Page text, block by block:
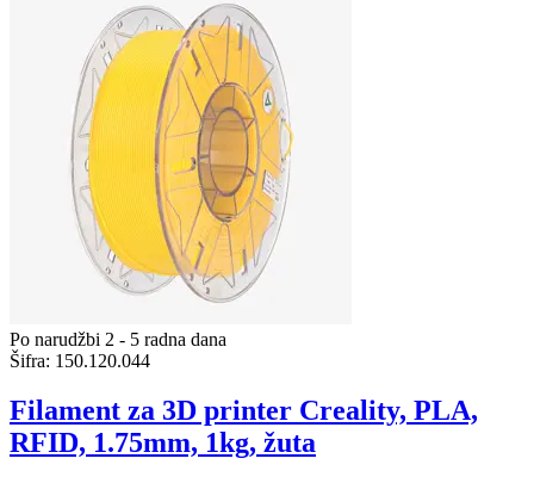
Po narudžbi 2 - 5 radna dana
Šifra: 150.120.044
Filament za 3D printer Creality, PLA,
RFID, 1.75mm, 1kg, žuta